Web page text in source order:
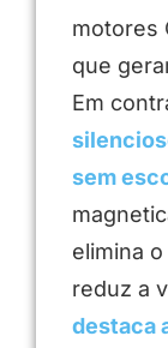
motores
que
Em
sem
elimina
reduz a
destaca